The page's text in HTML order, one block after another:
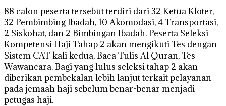
88 calon peserta tersebut terdiri dari 32 Ketua Kloter,
32 Pembimbing Ibadah, 10 Akomodasi, 4 Transportasi,
2 Siskohat, dan 2 Bimbingan Ibadah. Peserta Seleksi
Kompetensi Haji Tahap 2 akan mengikuti Tes dengan
Sistem CAT kali kedua, Baca Tulis Al Quran, Tes
Wawancara. Bagi yang lulus seleksi tahap 2 akan
diberikan pembekalan lebih lanjut terkait pelayanan
pada jemaah haji sebelum benar-benar menjadi
petugas haji.